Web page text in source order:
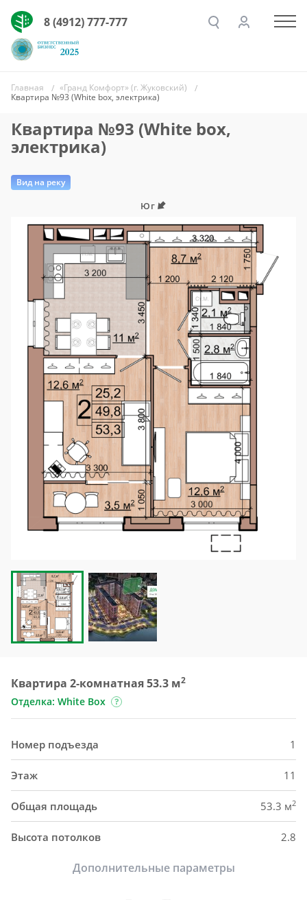
8 (4912) 777-777
Главная
«Гранд Комфорт» (г. Жуковский)
Квартира №93 (White box, электрика)
Квартира №93 (White box,
электрика)
Вид на реку
Юг
Квартира 2-комнатная 53.3 м2
Отделка: White Box
Номер подъезда 1
Этаж 11
Общая площадь 53.3 м2
Высота потолков 2.8
Дополнительные параметры